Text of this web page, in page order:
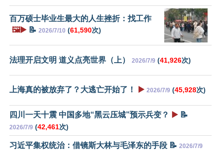
百万硕士毕业生最大的人生挫折：找工作
🖼️▶️ 📝 2026/7/10 (61,590次)
法理开启文明 道义点亮世界（上） 2026/7/9 (41,926次)
上海真的被放弃了？大逃亡开始了！ ▶️ 2026/7/9 (45,928次)
四川一天十震 中国多地“黑云压城”预示兵变？ ▶️ 📝
2026/7/9 (42,461次)
习近平集权统治：借镜斯大林与毛泽东的手段 📝 2026/7/9